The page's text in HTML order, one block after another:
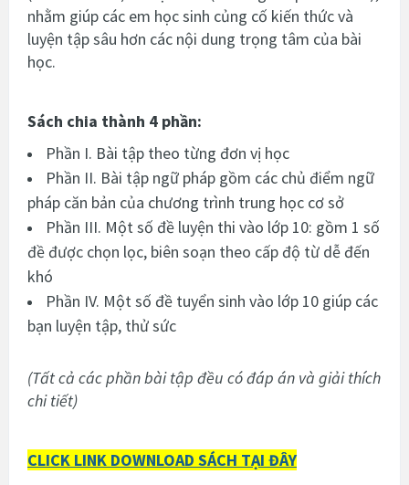
nhằm giúp các em họcsinh củng cố kiến thức và
luyện tập sâu hơn các nội dung trọng tâm của bài
học.
Sách chia thành 4 phần:
Phần I. Bài tập theo từng đơn vị học
Phần II. Bài tập ngữ pháp gồm các chủ điểm ngữ
pháp căn bản của chương trình trung học cơ sở
Phần III. Một số đề luyện thi vào lớp 10: gồm 1 số
đề được chọn lọc, biên soạn theo cấp độ từ dễ đến
khó
Phần IV. Một số đề tuyển sinh vào lớp 10 giúp các
bạn luyện tập, thử sức
(Tất cả các phần bài tập đều có đáp án và giải thích
chi tiết)
CLICK LINK DOWNLOAD SÁCH TẠI ĐÂY